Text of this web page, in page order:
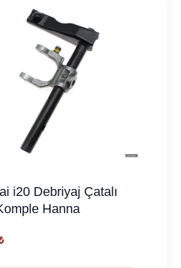
i20 Debriyaj Çatalı
Hanna